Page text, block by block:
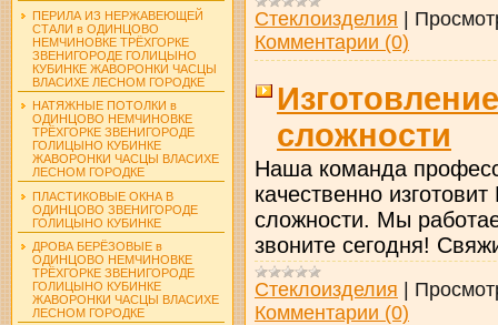
ПЕРИЛА ИЗ НЕРЖАВЕЮЩЕЙ
СТАЛИ в ОДИНЦОВО
НЕМЧИНОВКЕ ТРЁХГОРКЕ
ЗВЕНИГОРОДЕ ГОЛИЦЫНО
КУБИНКЕ ЖАВОРОНКИ ЧАСЦЫ
ВЛАСИХЕ ЛЕСНОМ ГОРОДКЕ
НАТЯЖНЫЕ ПОТОЛКИ в
ОДИНЦОВО НЕМЧИНОВКЕ
ТРЁХГОРКЕ ЗВЕНИГОРОДЕ
ГОЛИЦЫНО КУБИНКЕ
ЖАВОРОНКИ ЧАСЦЫ ВЛАСИХЕ
ЛЕСНОМ ГОРОДКЕ
ПЛАСТИКОВЫЕ ОКНА В
ОДИНЦОВО ЗВЕНИГОРОДЕ
ГОЛИЦЫНО КУБИНКЕ
ДРОВА БЕРЁЗОВЫЕ в
ОДИНЦОВО НЕМЧИНОВКЕ
ТРЁХГОРКЕ ЗВЕНИГОРОДЕ
ГОЛИЦЫНО КУБИНКЕ
ЖАВОРОНКИ ЧАСЦЫ ВЛАСИХЕ
ЛЕСНОМ ГОРОДКЕ
Стеклоизделия |
Комментарии (0)
сложности
Наша команда
качественно
сложности. Мы
звоните сегодня!
Стеклоизделия |
Комментарии (0)